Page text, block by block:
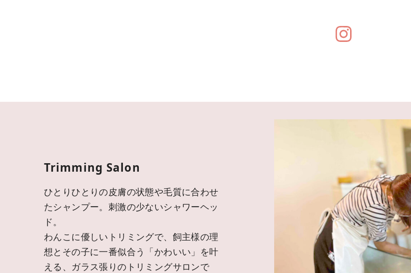
Trimming Salon
ひとりひとりの皮膚の状態や毛質に合わせ
たシャンプー。刺激の少ないシャワーヘッ
ド。
わんこに優しいトリミングで、飼主様の理
想とその子に一番似合う「かわいい」を叶
える、ガラス張りのトリミングサロンで